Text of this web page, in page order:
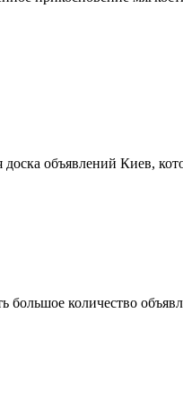
объявлений Киев,
большое количество